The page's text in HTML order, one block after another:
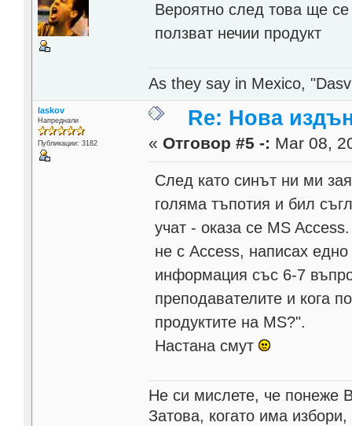
Вероятно след това ще се
ползват нечии продукт
As they say in Mexico,
laskov
Напреднали
Публикации: 3182
Re: Нова
« Отговор #5 -: Mar 08,
След като синът ни ми
голяма тъпотия и бил
учат - оказа се MS
не с Access, написах
информация със 6-7
преподавателите и кога
продуктите на MS?".
Настана смут
Не си мислете, че понеже
Затова, когато има